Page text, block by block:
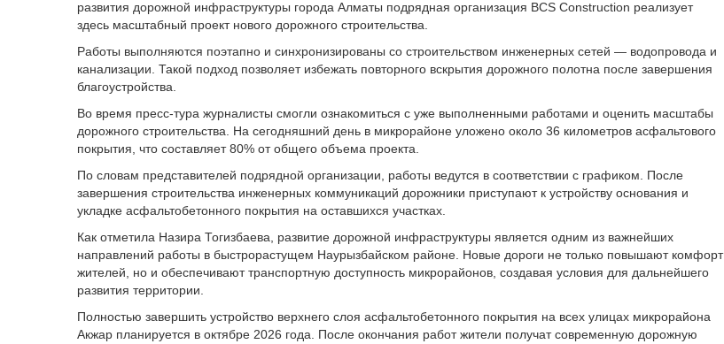
развития дорожной инфраструктуры города Алматы подрядная организация BCS Construction реализует
здесь масштабный проект нового дорожного строительства.
Работы выполняются поэтапно и синхронизированы со строительством инженерных сетей — водопровода и
канализации. Такой подход позволяет избежать повторного вскрытия дорожного полотна после завершения
благоустройства.
Во время пресс-тура журналисты смогли ознакомиться с уже выполненными работами и оценить масштабы
дорожного строительства. На сегодняшний день в микрорайоне уложено около 36 километров асфальтового
покрытия, что составляет 80% от общего объема проекта.
По словам представителей подрядной организации, работы ведутся в соответствии с графиком. После
завершения строительства инженерных коммуникаций дорожники приступают к устройству основания и
укладке асфальтобетонного покрытия на оставшихся участках.
Как отметила Назира Тогизбаева, развитие дорожной инфраструктуры является одним из важнейших
направлений работы в быстрорастущем Наурызбайском районе. Новые дороги не только повышают комфорт
жителей, но и обеспечивают транспортную доступность микрорайонов, создавая условия для дальнейшего
развития территории.
Полностью завершить устройство верхнего слоя асфальтобетонного покрытия на всех улицах микрорайона
Акжар планируется в октябре 2026 года. После окончания работ жители получат современную дорожную